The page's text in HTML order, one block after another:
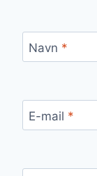
Navn *
E-mail *